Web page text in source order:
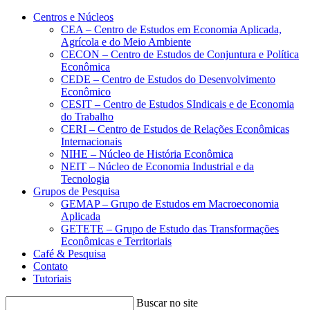
Conteúdo principal Menu principal
Centros e Núcleos
CEA – Centro de Estudos em Economia Aplicada,
Agrícola e do Meio Ambiente
CECON – Centro de Estudos de Conjuntura e Política
Econômica
CEDE – Centro de Estudos do Desenvolvimento
Econômico
CESIT – Centro de Estudos SIndicais e de Economia
do Trabalho
CERI – Centro de Estudos de Relações Econômicas
Internacionais
NIHE – Núcleo de História Econômica
NEIT – Núcleo de Economia Industrial e da
Tecnologia
Grupos de Pesquisa
GEMAP – Grupo de Estudos em Macroeconomia
Aplicada
GETETE – Grupo de Estudo das Transformações
Econômicas e Territoriais
Café & Pesquisa
Contato
Tutoriais
Buscar no site